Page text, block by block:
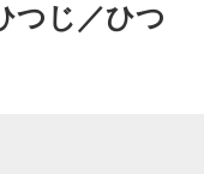
つじ／ひつ